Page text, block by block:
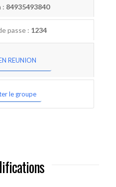
: 84935493840
passe : 1234
REUNION
le groupe